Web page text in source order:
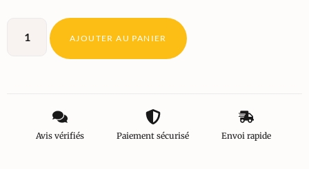
AJOUTER AU PANIER
Avis vérifiés Paiement sécurisé Envoi rapide